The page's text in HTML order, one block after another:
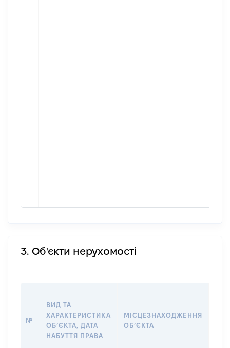
3. Об'єкти нерухомості
№
ВИД ТА
ХАРАКТЕРИСТИКА
ОБʼЄКТА, ДАТА
НАБУТТЯ ПРАВА
МІСЦЕЗНАХОДЖЕННЯ
ОБʼЄКТА